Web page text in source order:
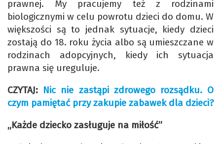
prawnej. My pracujemy też z rodzinami
biologicznymi w celu powrotu dzieci do domu. W
większości są to jednak sytuacje, kiedy dzieci
zostają do 18. roku życia albo są umieszczane w
rodzinach adopcyjnych, kiedy ich sytuacja
prawna się ureguluje.
CZYTAJ: Nic nie zastąpi zdrowego rozsądku. O
czym pamiętać przy zakupie zabawek dla dzieci?
„Każde dziecko zasługuje na miłość”